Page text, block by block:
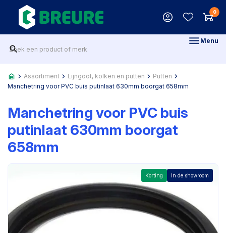
0
Menu
Assortiment Lijngoot, kolken en putten
Putten
Manchetring voor PVC buis putinlaat 630mm boorgat 658mm
Manchetring voor PVC buis
putinlaat 630mm boorgat
658mm
Korting In de showroom